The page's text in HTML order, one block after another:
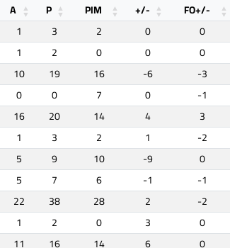
A P PIM +/- FO+/-
1 3 2 0 0
1 2 0 0 0
10 19 16 -6 -3
0 0 7 0 -1
16 20 14 4 3
1 3 2 1 -2
5 9 10 -9 0
5 7 6 -1 -1
22 38 28 2 -2
1 2 0 3 0
11 16 14 6 0